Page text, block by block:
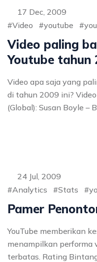
17 Dec, 2009
Video
youtube
Video paling
Youtube tahun
Video apa saja yang
di tahun 2009 ini?
(Global): Susan Boyle –
24 Jul, 2009
Analytics
Stats
Pamer
YouTube memberikan
menampilkan performa
terbatas. Rating